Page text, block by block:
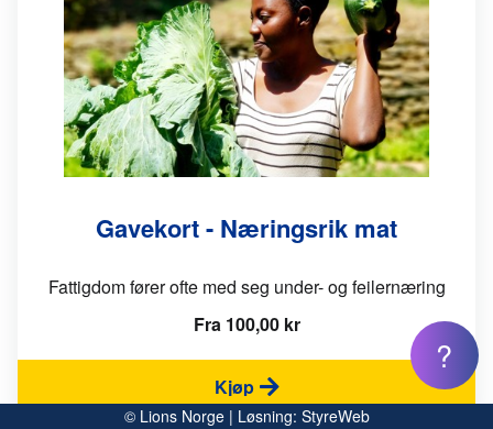
Gavekort - Næringsrik mat
Fattigdom fører ofte med seg under- og feilernæring
Fra 100,00 kr
Kjøp
?
© Lions Norge | Løsning: StyreWeb